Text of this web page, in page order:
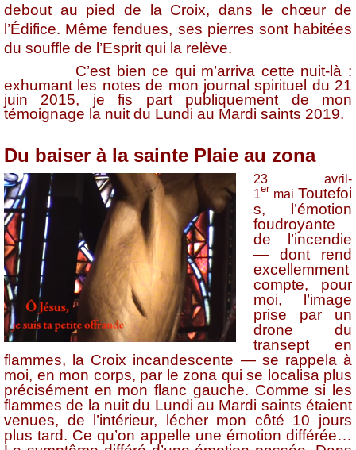
debout au pied de la Croix, dans le chœur de
l’Édifice. Même fendues, ses pierres sont habitées
du souffle de l’Esprit qui la relève.
C’est bien ce qui m’arriva cette nuit-là :
exhumant les notes de mon journal spirituel du 21
juin 2015, je fis part publiquement de mon
témoignage la nuit du Lundi au Mardi saints 2019.
Du baiser à la sainte Plaie au zona
23 avril-
1er mai Toutefoi
s, l’émotion
foudroyante
de l’incendie
— dont rend
excellemment
compte, pour
moi, l’image
prise par un
drone du
transept en
flammes, la Croix incandescente — se rappela à
moi, en mon corps, par le zona qui se localisa plus
précisément en mon flanc gauche. Comme si les
flammes de la nuit du Lundi au Mardi saints étaient
venues, de l’intérieur, lécher mon côté 10 jours
plus tard. Ce qu’on appelle une émotion différée…